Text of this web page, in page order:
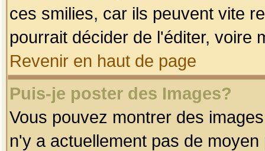
ces smilies, car ils peuvent vite
pourrait décider de l'éditer, voire
Revenir en haut de page
Puis-je poster des Images?
Vous pouvez montrer des
n'y a actuellement pas de